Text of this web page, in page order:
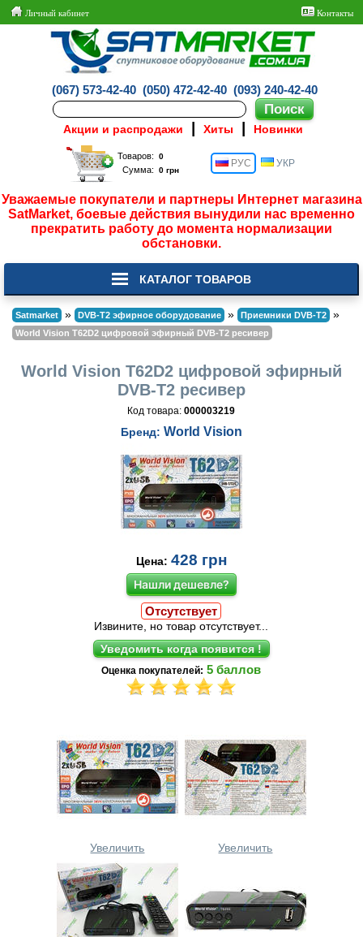
Личный кабинет Контакты
(067) 573-42-40 (050) 472-42-40 (093) 240-42-40
Акции и распродажи Хиты Новинки
Товаров:
Сумма:
РУС УКР
Уважаемые покупатели и партнеры Интернет магазина
SatMarket, боевые действия вынудили нас временно
прекратить работу до момента нормализации
обстановки.
КАТАЛОГ ТОВАРОВ
Satmarket » DVB-T2 эфирное оборудование » Приемники DVB-T2 »
World Vision T62D2 цифровой эфирный DVB-T2 ресивер
World Vision T62D2 цифровой эфирный
DVB-T2 ресивер
Код товара:000003219
Бренд: World Vision
Цена: 428 грн
Нашли дешевле?
Отсутствует
Извините, но товар отсутствует...
Оценка покупателей: 5 баллов
Увеличить Увеличить